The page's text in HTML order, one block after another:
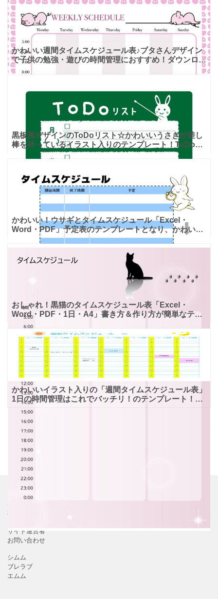
かわいい週間タイムスケジュール表♪ブタさんデザイン
で子供の勉強・遊びの時間管理におすすめ！ダウンロー
ドして作り方は予定を記入！ ぐうたらで、お茶目なブ
黒板風デザインのToDoリスト☆かわいいうさぎが差し
棒を持っているイラスト入りのテンプレート！ToDoリ
ストとしてお使いいただけるテンプレートになります。
かわいい！ウサギとタイムスケジュール「Excel・
Word・PDF」予定表のテンプレートとなり、かわいい
イラストでウサギが時計を持っているデザインで描かれ
おしゃれ！黒猫のタイムスケジュール表「Excel・
Word・PDF・1日・A4」書き方＆作り方が簡単なテン
プレートとなり、ダウンロード頂く事で、簡単手書きの
かわいいイラスト入りの「週間タイムスケジュール表」
1日の時間管理はこれでバッチリ！のテンプレート！1
週間のタイムスケジュール表としてお使いいただけるテ
ホーム
利用規約
サイト運営者
お問い合わせ
シムム
ブレラブ
エムム